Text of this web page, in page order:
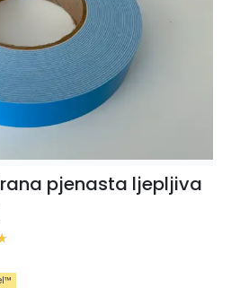
pjenasta ljepljiva